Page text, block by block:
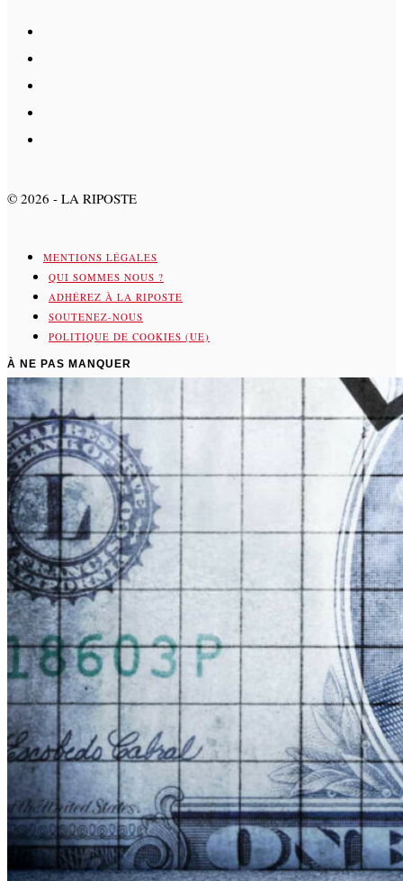
© 2026 - LA RIPOSTE
MENTIONS LÉGALES
QUI SOMMES NOUS ?
ADHÉREZ À LA RIPOSTE
SOUTENEZ-NOUS
POLITIQUE DE COOKIES (UE)
À NE PAS MANQUER